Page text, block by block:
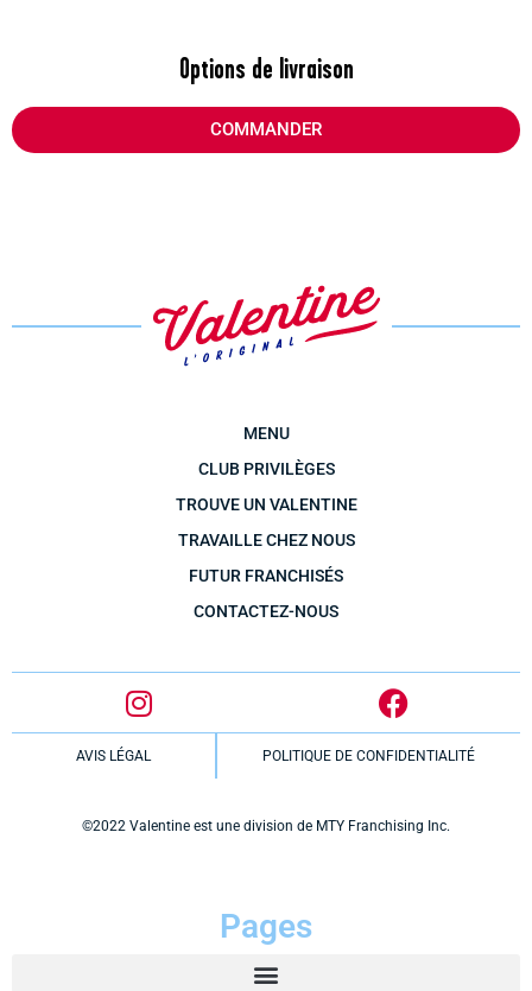
Options de livraison
COMMANDER
MENU
CLUB PRIVILÈGES
TROUVE UN VALENTINE
TRAVAILLE CHEZ NOUS
FUTUR FRANCHISÉS
CONTACTEZ-NOUS
AVIS LÉGAL POLITIQUE DE CONFIDENTIALITÉ
©2022 Valentine est une division de MTY Franchising Inc.
Pages